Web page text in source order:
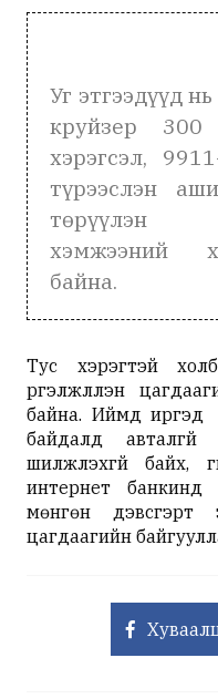
Уг этгээдүүд
круйзер 300
хэрэгсэл,
түрээслэн
хэмжээний
байна.
Тус хэрэгтэй
үргэлжлүүлэн
байна. Иймд иргэд
байдалд
шилжүүлэхгүй байх,
интернет банкинд
мөнгөн дэвсгэрт
цагдаагийн